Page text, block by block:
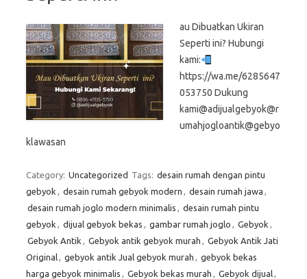
au Dibuatkan Ukiran
Seperti ini? Hubungi
kami:
https://wa.me/6285647
053750 Dukung
kami@adijualgebyok@r
umahjogloantik@gebyo
klawasan
Category: Uncategorized Tags: desain rumah dengan pintu
gebyok , desain rumah gebyok modern , desain rumah jawa ,
desain rumah joglo modern minimalis , desain rumah pintu
gebyok , dijual gebyok bekas , gambar rumah joglo , Gebyok ,
Gebyok Antik , Gebyok antik gebyok murah , Gebyok Antik Jati
Original, gebyok antik Jual gebyok murah , gebyok bekas
harga gebyok minimalis , Gebyok bekas murah , Gebyok dijual,